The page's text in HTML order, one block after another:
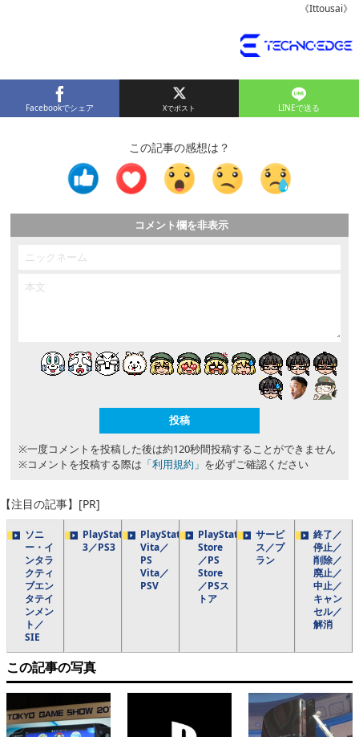
《Ittousai》
Facebookでシェア LINEで送る
この記事の感想は？
コメント欄を非表示
※一度コメントを投稿した後は約120秒間投稿することができません
※コメントを投稿する際は 「利用規約」 を必ずご確認ください
【注目の記事】[PR]
ソニ
ー・イ
ンタラ
クティ
ブエン
タテイ
ンメン
ト／
SIE
PlayStation
3／PS3
PlayStation
Vita／
PS
Vita／
PSV
PlayStation
Store
／PS
Store
／PSス
トア
サービ
ス／プ
ラン
終了／
停止／
削除／
廃止／
中止／
キャン
セル／
解消
この記事の写真